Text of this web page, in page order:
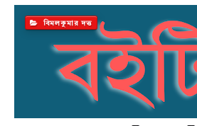
বিমলকুমার দত্ত